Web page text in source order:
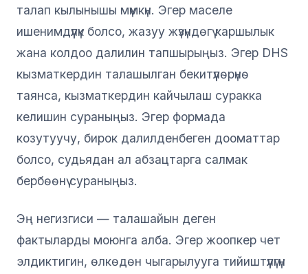
талап кылынышы мүмкүн. Эгер маселе
ишенимдүүлүк болсо, жазуу жүзүндөгү каршылык
жана колдоо далилин тапшырыңыз. Эгер DHS
кызматкердин талашылган бекитүүлөрүнө
таянса, кызматкердин кайчылаш суракка
келишин сураныңыз. Эгер формада
козутуучу, бирок далилденбеген дооматтар
болсо, судьядан ал абзацтарга салмак
бербөөнү сураныңыз.
Эң негизгиси — талашайын деген
фактыларды моюнга алба. Эгер жоопкер чет
элдиктигин, өлкөдөн чыгарылууга тийиштүүлүгүн